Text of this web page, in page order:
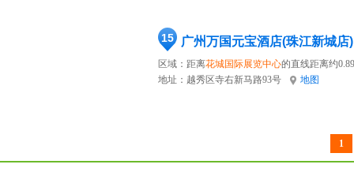
15 广州万国元宝酒店(珠江新城店)
区域：距离花城国际展览中心的直线距离约
地址： 越秀区寺右新马路93号 地图
1